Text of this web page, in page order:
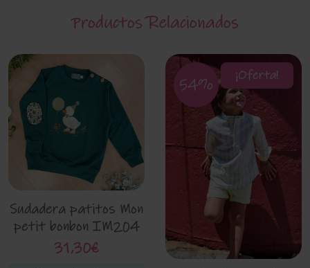
Productos Relacionados
Sudadera patitos Mon
petit bonbon IM204
31,30€
¡Oferta!
54%